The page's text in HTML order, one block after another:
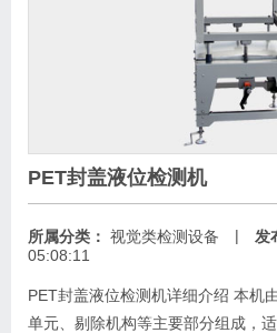
PET封盖液位检测机
所属分类： 视觉类检测设备 | 发
05:08:11
PET封盖液位检测机详细介绍 本机
单元、剔除机构等主要部分组成，